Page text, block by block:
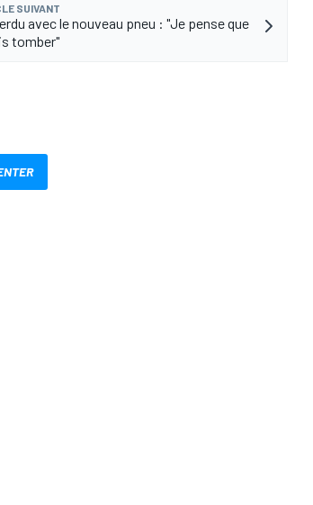
SUIVANT
avec le nouveau pneu : "Je pense que
tomber"